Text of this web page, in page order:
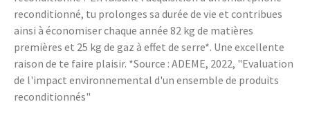
reconditionné, tu prolonges sa durée de vie et contribues
ainsi à économiser chaque année 82 kg de matières
premières et 25 kg de gaz à effet de serre*. Une excellente
raison de te faire plaisir. *Source : ADEME, 2022, "Evaluation
de l'impact environnemental d'un ensemble de produits
reconditionnés"